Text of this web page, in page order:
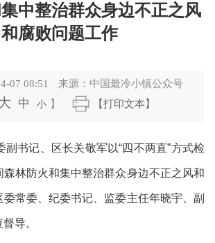
中整治群众身边不正之风
和腐败问题工作
07 08:51 来源： 中国最冷小镇公众号
中 小 】 【打印文本】
书记、区长关敬军以“四不两直”方式检
林防火和集中整治群众身边不正之风和
委常委、纪委书记、监委主任年晓宇、副
导。